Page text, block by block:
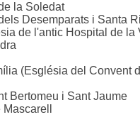
la Soledat
Desemparats i Santa
de l'antic Hospital de la
(Església del Convent
Bertomeu i Sant Jaume